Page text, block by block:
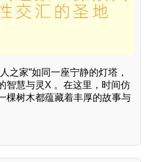
之家”如同一座宁静的灯塔，
智慧与灵X 。在这里，时间仿
棵树木都蕴藏着丰厚的故事与